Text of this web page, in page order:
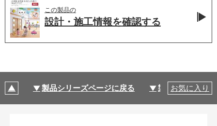
この製品の
設計・施工情報を確認する
製品シリーズページに戻る 製品仕様
お気に入り